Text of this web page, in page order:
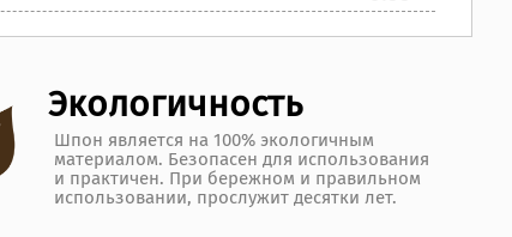
Экологичность
Шпон является на 100% экологичным
материалом. Безопасен для использования
и практичен. При бережном и правильном
использовании, прослужит десятки лет.